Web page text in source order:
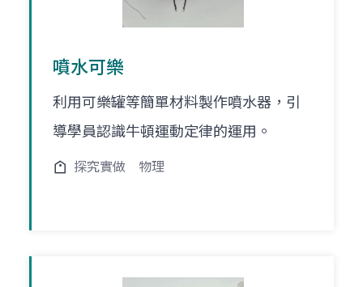
噴水可樂
利用可樂罐等簡單材料製作噴水器，引
導學員認識牛頓運動定律的運用。
探究實做 物理